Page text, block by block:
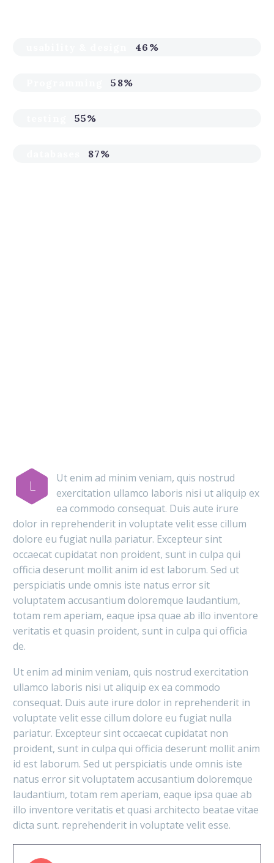
46%
58%
55%
87%
L
Ut enim ad minim veniam, quis nostrud
exercitation ullamco laboris nisi ut aliquip ex
ea commodo consequat. Duis aute irure
dolor in reprehenderit in voluptate velit esse cillum
dolore eu fugiat nulla pariatur. Excepteur sint
occaecat cupidatat non proident, sunt in culpa qui
officia deserunt mollit anim id est laborum. Sed ut
perspiciatis unde omnis iste natus error sit
voluptatem accusantium doloremque laudantium,
totam rem aperiam, eaque ipsa quae ab illo inventore
veritatis et quasin proident, sunt in culpa qui officia
de.
Ut enim ad minim veniam, quis nostrud exercitation
ullamco laboris nisi ut aliquip ex ea commodo
consequat. Duis aute irure dolor in reprehenderit in
voluptate velit esse cillum dolore eu fugiat nulla
pariatur. Excepteur sint occaecat cupidatat non
proident, sunt in culpa qui officia deserunt mollit anim
id est laborum. Sed ut perspiciatis unde omnis iste
natus error sit voluptatem accusantium doloremque
laudantium, totam rem aperiam, eaque ipsa quae ab
illo inventore veritatis et quasi architecto beatae vitae
dicta sunt. reprehenderit in voluptate velit esse.